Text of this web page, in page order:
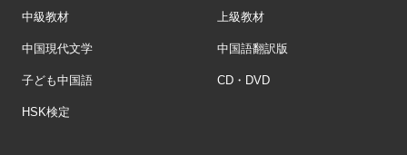
中級教材 上級教材
中国現代文学 中国語翻訳版
子ども中国語 CD・DVD
HSK検定